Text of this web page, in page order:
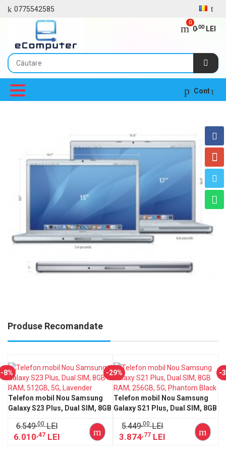
0775542585
0
0,00LEI
Cont
Produse Recomandate
-8%
Telefon mobil Nou Samsung
Galaxy S23 Plus, Dual SIM, 8GB
6.549,00LEI
6.010,47 LEI
-29%
Telefon mobil Nou Samsung
Galaxy S21 Plus, Dual SIM, 8GB
Black
5.449,00LEI
3.874,77 LEI
-